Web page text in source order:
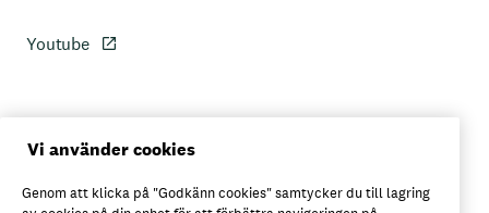
Youtube
Personuppgiftspolicy
Axfoods integritetspolicy
Vi använder cookies
Genom att klicka på "Godkänn cookies" samtycker du till lagring